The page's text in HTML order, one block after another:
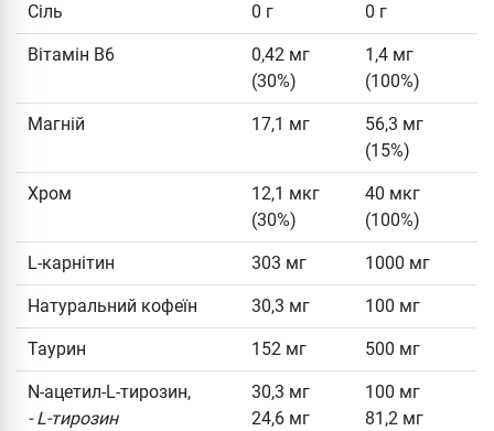
Сіль 0 г 0 г
Вітамін B6
0,42 мг
(30%)
1,4 мг
(100%)
Магній 17,1 мг
56,3 мг
(15%)
Хром
12,1 мкг
(30%)
40 мкг
(100%)
L-карнітин 303 мг 1000 мг
Натуральний кофеїн 30,3 мг 100 мг
Таурин 152 мг 500 мг
N-ацетил-L-тирозин,
- L-тирозин
30,3 мг
24,6 мг
100 мг
81,2 мг